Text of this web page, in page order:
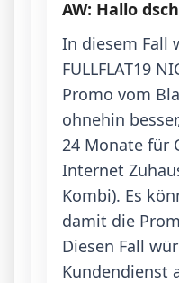
AW: Hallo
In diesem Fall
FULLFLAT19
Promo vom
ohnehin
24 Monate für
Internet
Kombi). Es
damit die
Diesen Fall
Kundendienst